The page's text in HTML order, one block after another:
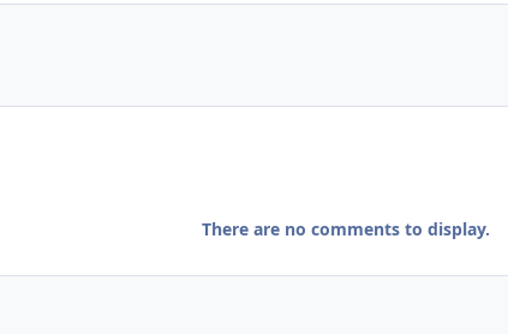
There are no comments to display.